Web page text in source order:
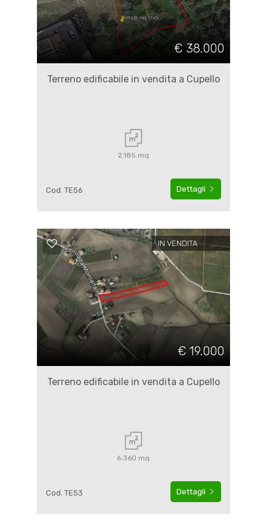
€ 38.000
Terreno edificabile in vendita a Cupello
2.185 mq
Cod. TE56 Dettagli
IN VENDITA
€ 19.000
Terreno edificabile in vendita a Cupello
6.360 mq
Cod. TE53 Dettagli